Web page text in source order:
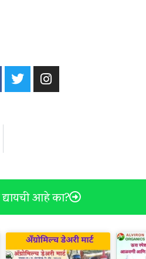
आहे का?